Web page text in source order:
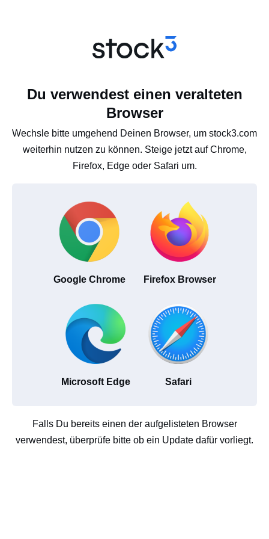
Du verwendest einen veralteten
Browser
Wechsle bitte umgehend Deinen Browser, um stock3.com
weiterhin nutzen zu können. Steige jetzt auf Chrome,
Firefox, Edge oder Safari um.
Google Chrome Firefox Browser
Microsoft Edge Safari
Falls Du bereits einen der aufgelisteten Browser
verwendest, überprüfe bitte ob ein Update dafür vorliegt.